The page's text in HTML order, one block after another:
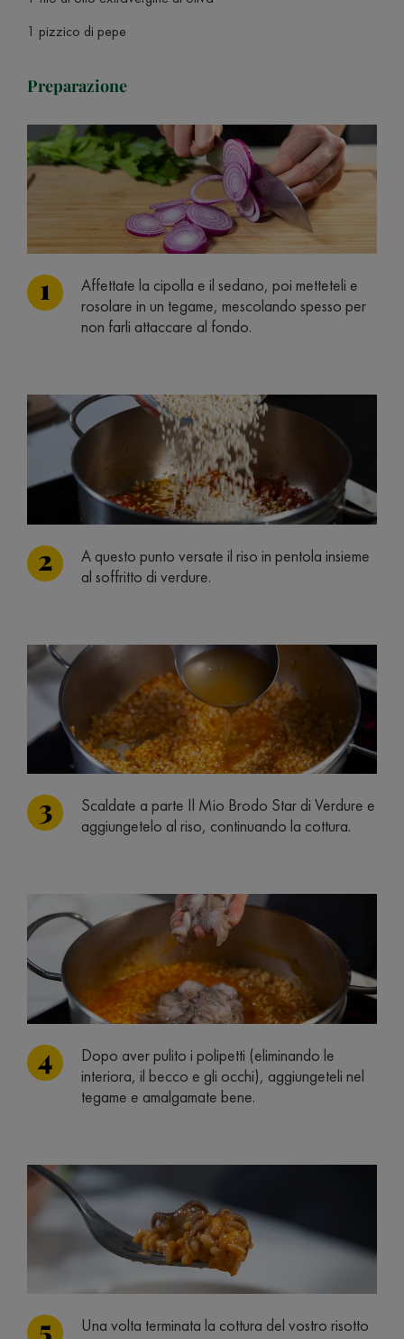
1 pizzico di pepe
Preparazione
Affettate la cipolla e il sedano, poi metteteli e
rosolare in un tegame, mescolando spesso per
non farli attaccare al fondo.
A questo punto versate il riso in pentola insieme
al soffritto di verdure.
Scaldate a parte Il Mio Brodo Star di Verdure e
aggiungetelo al riso, continuando la cottura.
Dopo aver pulito i polipetti (eliminando le
interiora, il becco e gli occhi), aggiungeteli nel
tegame e amalgamate bene.
Una volta terminata la cottura del vostro risotto